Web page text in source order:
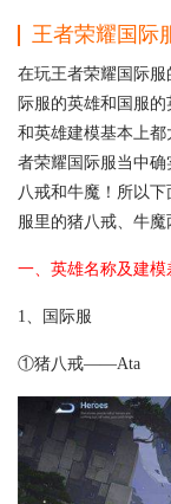
王者荣耀国际
在玩王者荣耀国际
际服的英雄和国服
和英雄建模基本上
者荣耀国际服当中
八戒和牛魔！所以
服里的猪八戒、牛魔
一、英雄名称及建模
1、国际服
①猪八戒——Ata